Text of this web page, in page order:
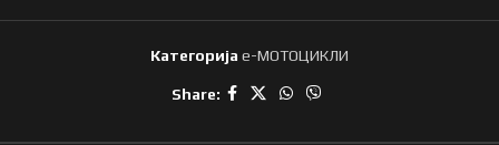
Категорија e-МОТОЦИКЛИ
Share: